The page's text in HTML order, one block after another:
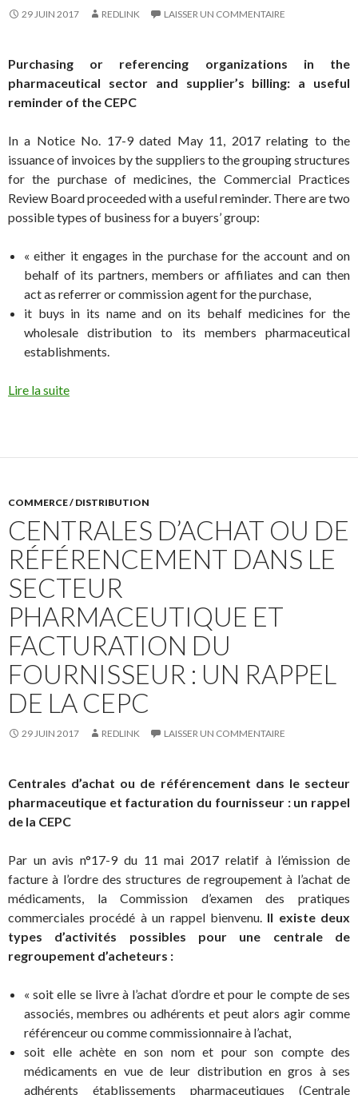
29 JUIN 2017 REDLINK LAISSER UN COMMENTAIRE
Purchasing or referencing organizations in the
pharmaceutical sector and supplier’s billing: a useful
reminder of the CEPC
In a Notice No. 17-9 dated May 11, 2017 relating to the
issuance of invoices by the suppliers to the grouping structures
for the purchase of medicines, the Commercial Practices
Review Board proceeded with a useful reminder. There are two
possible types of business for a buyers’ group:
« either it engages in the purchase for the account and on
behalf of its partners, members or affiliates and can then
act as referrer or commission agent for the purchase,
it buys in its name and on its behalf medicines for the
wholesale distribution to its members pharmaceutical
establishments.
Lire la suite
COMMERCE / DISTRIBUTION
CENTRALES D’ACHAT OU DE
RÉFÉRENCEMENT DANS LE
SECTEUR
PHARMACEUTIQUE ET
FACTURATION DU
FOURNISSEUR : UN RAPPEL
DE LA CEPC
29 JUIN 2017 REDLINK LAISSER UN COMMENTAIRE
Centrales d’achat ou de référencement dans le secteur
pharmaceutique et facturation du fournisseur : un rappel
de la CEPC
Par un avis n°17-9 du 11 mai 2017 relatif à l’émission de
facture à l’ordre des structures de regroupement à l’achat de
médicaments, la Commission d’examen des pratiques
commerciales procédé à un rappel bienvenu. Il existe deux
types d’activités possibles pour une centrale de
regroupement d’acheteurs :
« soit elle se livre à l’achat d’ordre et pour le compte de ses
associés, membres ou adhérents et peut alors agir comme
référenceur ou comme commissionnaire à l’achat,
soit elle achète en son nom et pour son compte des
médicaments en vue de leur distribution en gros à ses
adhérents établissements pharmaceutiques (Centrale